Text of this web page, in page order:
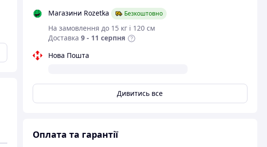
Магазини Rozetka
Безкоштовно
На замовлення до 15 кг і 120 см
Доставка 9 - 11 серпня
Нова Пошта
Дивитись все
Оплата та гарантії